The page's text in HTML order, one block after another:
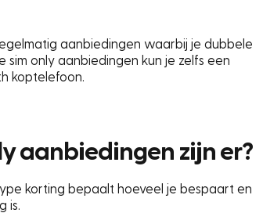
aanbiedingen waarbij je dubbele
sim only aanbiedingen kun je zelfs een
koptelefoon.
aanbiedingen zijn er?
korting bepaalt hoeveel je bespaart en
is.